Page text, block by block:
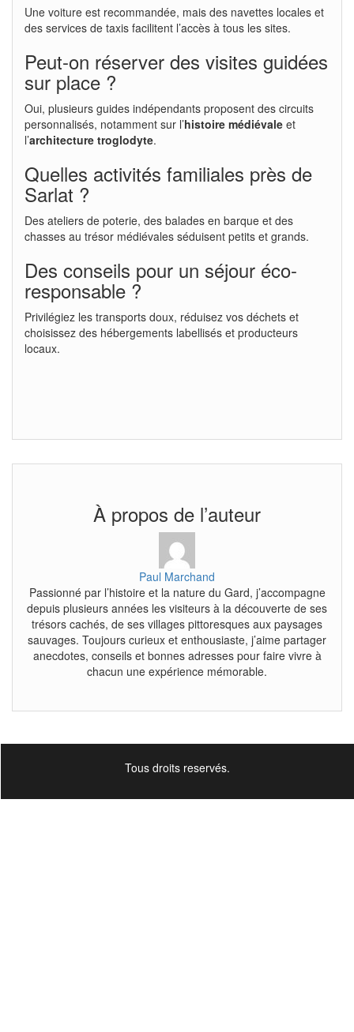
Une voiture est recommandée, mais des navettes locales et
des services de taxis facilitent l’accès à tous les sites.
Peut-on réserver des visites guidées
sur place ?
Oui, plusieurs guides indépendants proposent des circuits
personnalisés, notamment sur l’histoire médiévale et
l’architecture troglodyte.
Quelles activités familiales près de
Sarlat ?
Des ateliers de poterie, des balades en barque et des
chasses au trésor médiévales séduisent petits et grands.
Des conseils pour un séjour éco-
responsable ?
Privilégiez les transports doux, réduisez vos déchets et
choisissez des hébergements labellisés et producteurs
locaux.
À propos de l’auteur
Paul Marchand
Passionné par l’histoire et la nature du Gard, j’accompagne
depuis plusieurs années les visiteurs à la découverte de ses
trésors cachés, de ses villages pittoresques aux paysages
sauvages. Toujours curieux et enthousiaste, j’aime partager
anecdotes, conseils et bonnes adresses pour faire vivre à
chacun une expérience mémorable.
Tous droits reservés.